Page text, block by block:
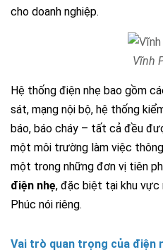
cho doanh nghiệp.
Vĩnh
Hệ thống điện nhẹ bao gồm
sát, mạng nội bộ, hệ thống
báo, báo cháy – tất cả đều
một môi trường làm việc
một trong những đơn vị tiên
điện nhẹ, đặc biệt tại khu vực
Phúc nói riêng.
Vai trò quan trọng của điện